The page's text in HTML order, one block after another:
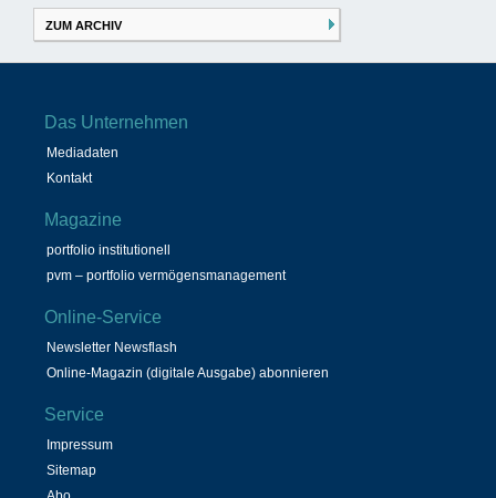
ZUM ARCHIV
Das Unternehmen
Mediadaten
Kontakt
Magazine
portfolio institutionell
pvm – portfolio vermögensmanagement
Online-Service
Newsletter Newsflash
Online-Magazin (digitale Ausgabe) abonnieren
Service
Impressum
Sitemap